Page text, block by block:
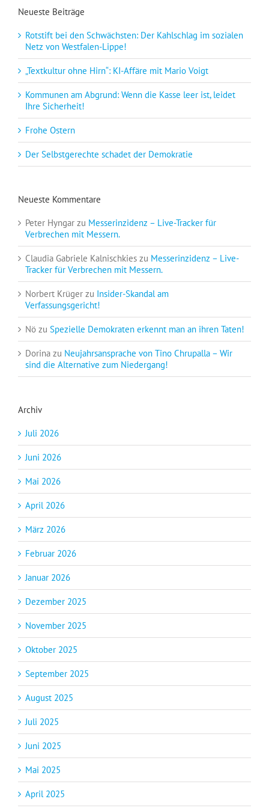
Neueste Beiträge
Rotstift bei den Schwächsten: Der Kahlschlag im sozialen
Netz von Westfalen-Lippe!
„Textkultur ohne Hirn“: KI-Affäre mit Mario Voigt
Kommunen am Abgrund: Wenn die Kasse leer ist, leidet
Ihre Sicherheit!
Frohe Ostern
Der Selbstgerechte schadet der Demokratie
Neueste Kommentare
Peter Hyngar zu Messerinzidenz – Live-Tracker für
Verbrechen mit Messern.
Claudia Gabriele Kalnischkies zu Messerinzidenz – Live-
Tracker für Verbrechen mit Messern.
Norbert Krüger zu Insider-Skandal am
Verfassungsgericht!
Nö zu Spezielle Demokraten erkennt man an ihren Taten!
Dorina zu Neujahrsansprache von Tino Chrupalla – Wir
sind die Alternative zum Niedergang!
Archiv
Juli 2026
Juni 2026
Mai 2026
April 2026
März 2026
Februar 2026
Januar 2026
Dezember 2025
November 2025
Oktober 2025
September 2025
August 2025
Juli 2025
Juni 2025
Mai 2025
April 2025